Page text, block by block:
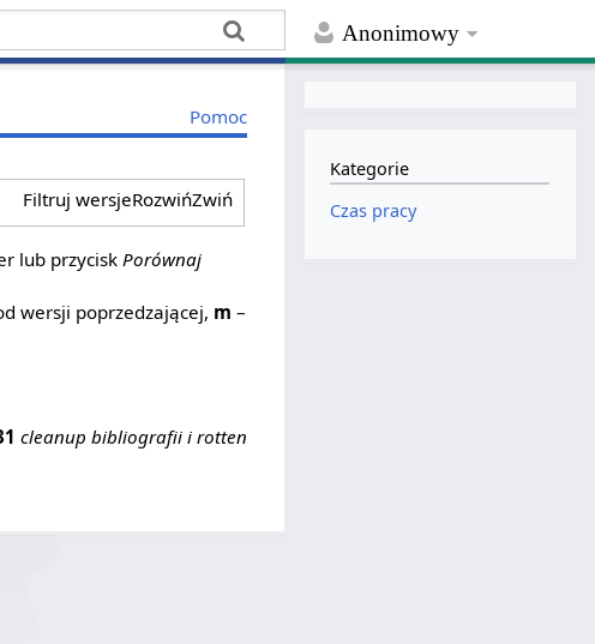
Anonimowy
Pomoc
Filtruj wersjeRozwińZwiń
lub przycisk Porównaj
wersji poprzedzającej, m –
cleanup bibliografii i rotten
Kategorie
Czas pracy